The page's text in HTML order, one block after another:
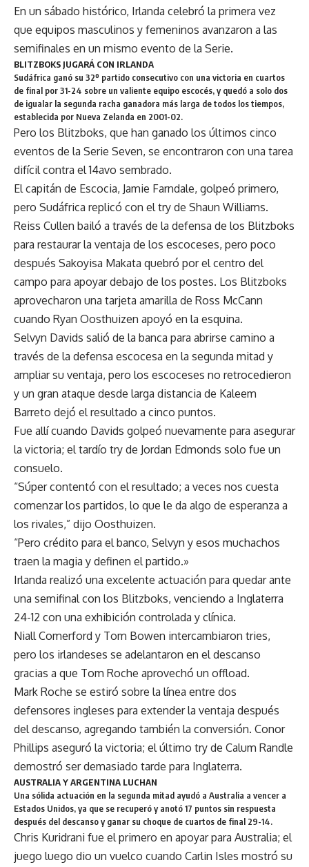
En un sábado histórico, Irlanda celebró la primera vez
que equipos masculinos y femeninos avanzaron a las
semifinales en un mismo evento de la Serie.
BLITZBOKS JUGARÁ CON IRLANDA
Sudáfrica ganó su 32º partido consecutivo con una victoria en cuartos
de final por 31-24 sobre un valiente equipo escocés, y quedó a solo dos
de igualar la segunda racha ganadora más larga de todos los tiempos,
establecida por Nueva Zelanda en 2001-02.
Pero los Blitzboks, que han ganado los últimos cinco
eventos de la Serie Seven, se encontraron con una tarea
difícil contra el 14avo sembrado.
El capitán de Escocia, Jamie Farndale, golpeó primero,
pero Sudáfrica replicó con el try de Shaun Williams.
Reiss Cullen bailó a través de la defensa de los Blitzboks
para restaurar la ventaja de los escoceses, pero poco
después Sakoyisa Makata quebró por el centro del
campo para apoyar debajo de los postes. Los Blitzboks
aprovecharon una tarjeta amarilla de Ross McCann
cuando Ryan Oosthuizen apoyó en la esquina.
Selvyn Davids salió de la banca para abrirse camino a
través de la defensa escocesa en la segunda mitad y
ampliar su ventaja, pero los escoceses no retrocedieron
y un gran ataque desde larga distancia de Kaleem
Barreto dejó el resultado a cinco puntos.
Fue allí cuando Davids golpeó nuevamente para asegurar
la victoria; el tardío try de Jordan Edmonds solo fue un
consuelo.
“Súper contentó con el resultado; a veces nos cuesta
comenzar los partidos, lo que le da algo de esperanza a
los rivales,” dijo Oosthuizen.
“Pero crédito para el banco, Selvyn y esos muchachos
traen la magia y definen el partido.»
Irlanda realizó una excelente actuación para quedar ante
una semifinal con los Blitzboks, venciendo a Inglaterra
24-12 con una exhibición controlada y clínica.
Niall Comerford y Tom Bowen intercambiaron tries,
pero los irlandeses se adelantaron en el descanso
gracias a que Tom Roche aprovechó un offload.
Mark Roche se estiró sobre la línea entre dos
defensores ingleses para extender la ventaja después
del descanso, agregando también la conversión. Conor
Phillips aseguró la victoria; el último try de Calum Randle
demostró ser demasiado tarde para Inglaterra.
AUSTRALIA Y ARGENTINA LUCHAN
Una sólida actuación en la segunda mitad ayudó a Australia a vencer a
Estados Unidos, ya que se recuperó y anotó 17 puntos sin respuesta
después del descanso y ganar su choque de cuartos de final 29-14.
Chris Kuridrani fue el primero en apoyar para Australia; el
juego luego dio un vuelco cuando Carlin Isles mostró su